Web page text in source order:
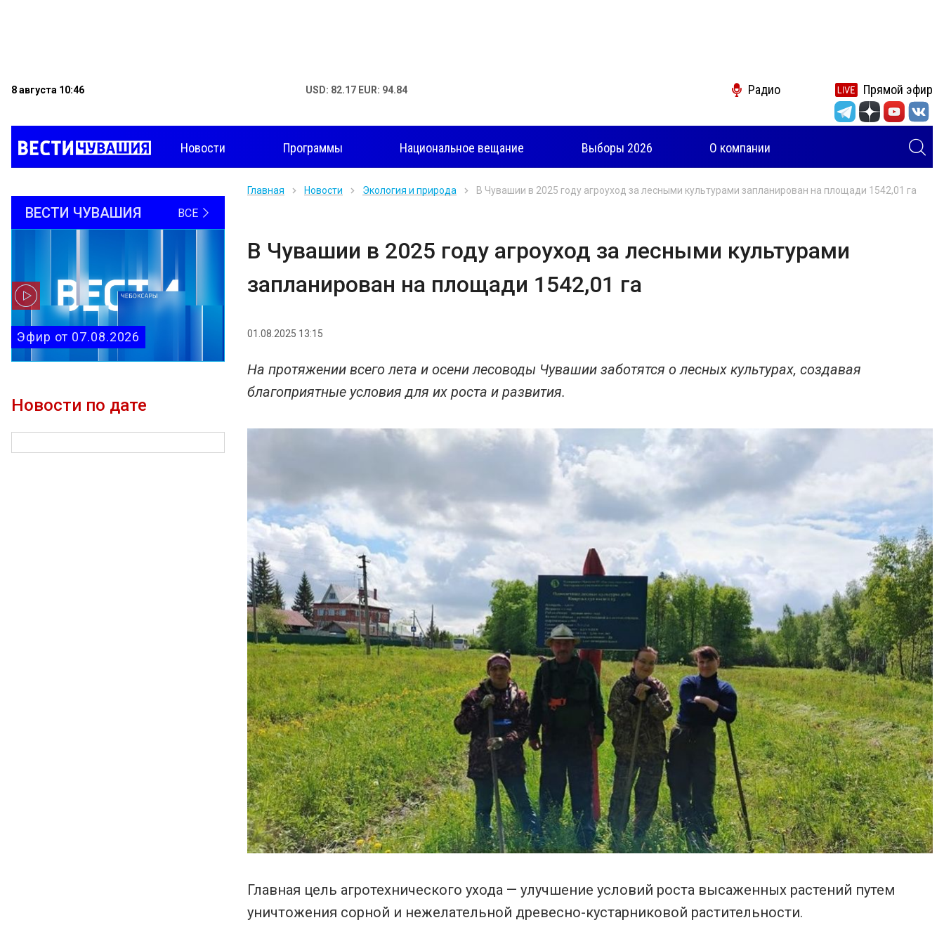
8 августа 10:46 USD: 82.17 EUR: 94.84 Радио Прямой эфир
Новости Программы Национальное вещание Выборы 2026 О компании
ВЕСТИ ЧУВАШИЯ ВСЕ
Эфир от 07.08.2026
Новости по дате
Главная Новости Экология и природа В Чувашии в 2025 году агроуход за лесными культурами запланирован на площади 1542,01 га
В Чувашии в 2025 году агроуход за лесными культурами
запланирован на площади 1542,01 га
01.08.2025 13:15
На протяжении всего лета и осени лесоводы Чувашии заботятся о лесных культурах, создавая
благоприятные условия для их роста и развития.
Главная цель агротехнического ухода — улучшение условий роста высаженных растений путем
уничтожения сорной и нежелательной древесно-кустарниковой растительности.